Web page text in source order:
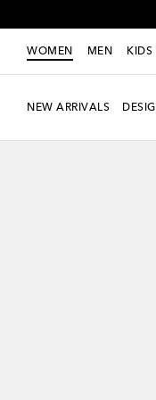
WOMEN MEN KIDS
NEW ARRIVALS